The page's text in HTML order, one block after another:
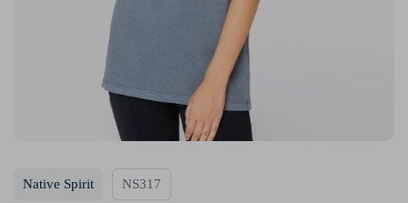
Native Spirit NS317